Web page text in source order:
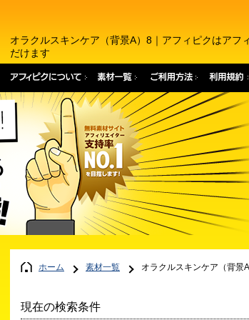
オラクルスキンケア（背景A）8｜アフィピクはア
だけます
ホーム 素材一覧 オラクルスキンケア（背景
現在の検索条件